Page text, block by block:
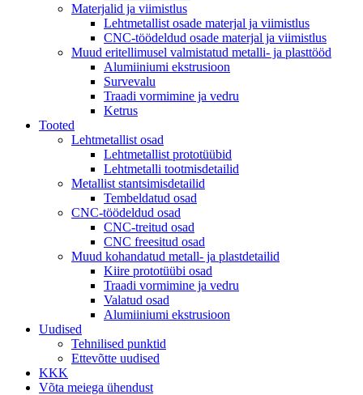
Materjalid ja viimistlus
Lehtmetallist osade materjal ja viimistlus
CNC-töödeldud osade materjal ja viimistlus
Muud eritellimusel valmistatud metalli- ja plasttööd
Alumiiniumi ekstrusioon
Survevalu
Traadi vormimine ja vedru
Ketrus
Tooted
Lehtmetallist osad
Lehtmetallist prototüübid
Lehtmetalli tootmisdetailid
Metallist stantsimisdetailid
Tembeldatud osad
CNC-töödeldud osad
CNC-treitud osad
CNC freesitud osad
Muud kohandatud metall- ja plastdetailid
Kiire prototüübi osad
Traadi vormimine ja vedru
Valatud osad
Alumiiniumi ekstrusioon
Uudised
Tehnilised punktid
Ettevõtte uudised
KKK
Võta meiega ühendust